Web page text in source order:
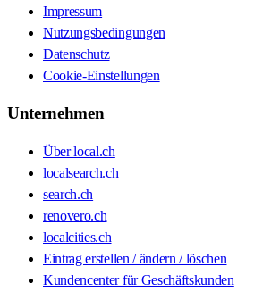
Impressum
Nutzungsbedingungen
Datenschutz
Cookie-Einstellungen
Unternehmen
Über local.ch
localsearch.ch
search.ch
renovero.ch
localcities.ch
Eintrag erstellen / ändern / löschen
Kundencenter für Geschäftskunden